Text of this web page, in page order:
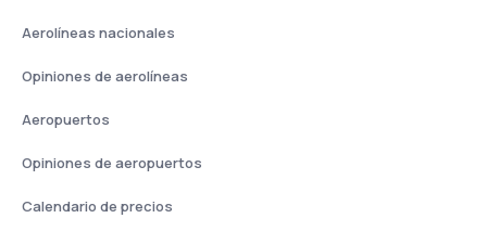
Aerolíneas nacionales
Opiniones de aerolíneas
Aeropuertos
Opiniones de aeropuertos
Calendario de precios